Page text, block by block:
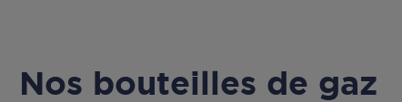
Nos bouteilles de gaz